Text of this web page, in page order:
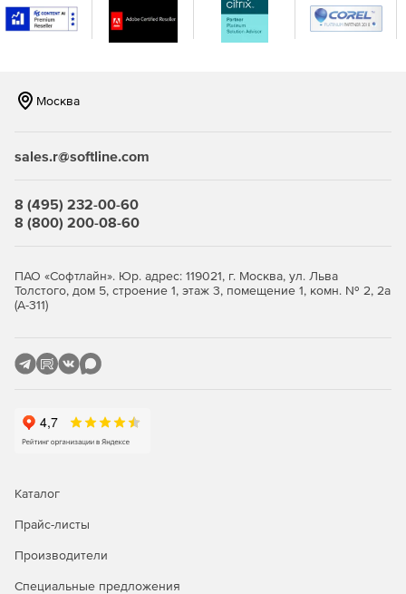
Поддержка иностранных языков. Для чтения и ввода
китайского и японского языков используется набор
двухбайтных символов.
файлов и папок для быстрого доступа к ним. Более
Поддержка атрибутов файлов Unix через расширение
оболочки Explorer и командную строку.
в зависимости от расширения файла.
Москва
sales.r@softline.com
8 (495) 232-00-60
8 (800) 200-08-60
ПАО «Софтлайн». Юр. адрес: 119021, г. Москва, ул. Льва
Толстого, дом 5, строение 1, этаж 3, помещение 1, комн. № 2, 2а
(А-311)
Каталог
Прайс-листы
Производители
Специальные предложения